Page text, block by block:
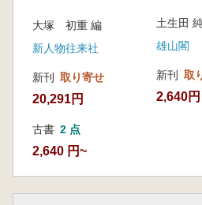
大塚 初重 編
新人物往来社
新刊 取り寄せ
20,291円
古書 2 点
2,640 円~
雄山閣
新刊 取
2,640円